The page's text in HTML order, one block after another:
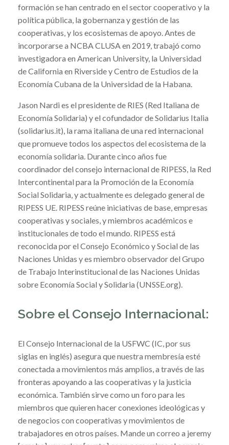
formación se han centrado en el sector cooperativo y la
política pública, la gobernanza y gestión de las
cooperativas, y los ecosistemas de apoyo. Antes de
incorporarse a NCBA CLUSA en 2019, trabajó como
investigadora en American University, la Universidad
de California en Riverside y Centro de Estudios de la
Economía Cubana de la Universidad de la Habana.
Jason Nardi es el presidente de RIES (Red Italiana de
Economía Solidaria) y el cofundador de Solidarius Italia
(solidarius.it), la rama italiana de una red internacional
que promueve todos los aspectos del ecosistema de la
economía solidaria. Durante cinco años fue
coordinador del consejo internacional de RIPESS, la Red
Intercontinental para la Promoción de la Economía
Social Solidaria, y actualmente es delegado general de
RIPESS UE. RIPESS reúne iniciativas de base, empresas
cooperativas y sociales, y miembros académicos e
institucionales de todo el mundo. RIPESS está
reconocida por el Consejo Económico y Social de las
Naciones Unidas y es miembro observador del Grupo
de Trabajo Interinstitucional de las Naciones Unidas
sobre Economía Social y Solidaria (UNSSE.org).
Sobre el Consejo Internacional:
El Consejo Internacional de la USFWC (IC, por sus
siglas en inglés) asegura que nuestra membresía esté
conectada a movimientos más amplios, a través de las
fronteras apoyando a las cooperativas y la justicia
económica. También sirve como un foro para les
miembros que quieren hacer conexiones ideológicas y
de negocios con cooperativas y movimientos de
trabajadores en otros países. Mande un correo a jeremy